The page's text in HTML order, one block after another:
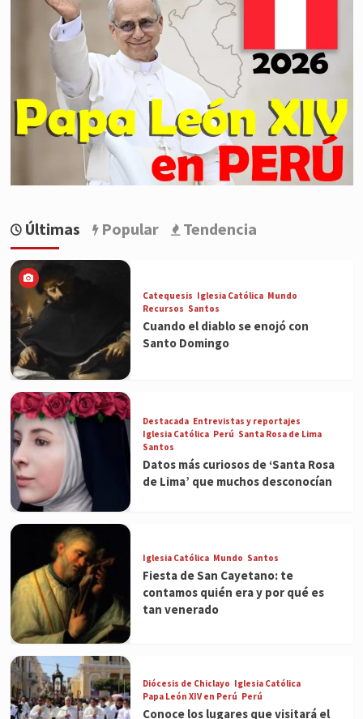
Últimas Popular Tendencia
Catequesis Iglesia Católica Mundo
Recursos Santos
Cuando el diablo se enojó con
Santo Domingo
Destacada Entrevistas y reportajes
Iglesia Católica Perú Santa Rosa de Lima
Santos
Datos más curiosos de ‘Santa Rosa
de Lima’ que muchos desconocían
Iglesia Católica Mundo Santos
Fiesta de San Cayetano: te
contamos quién era y por qué es
tan venerado
Diócesis de Chiclayo Iglesia Católica
Papa León XIV en Perú Perú
Conoce los lugares que visitará el